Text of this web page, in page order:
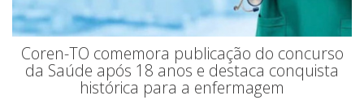
Coren-TO comemora publicação do concurso
da Saúde após 18 anos e destaca conquista
histórica para a enfermagem